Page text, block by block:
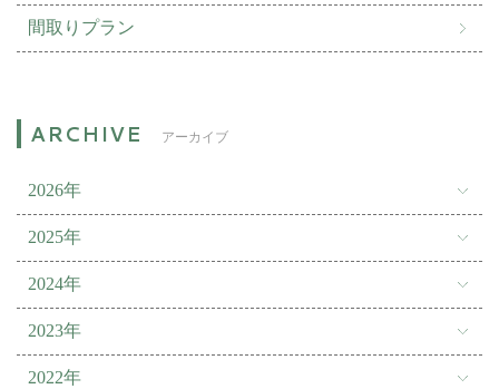
間取りプラン
アーカイブ
2026年
2025年
2024年
2023年
2022年